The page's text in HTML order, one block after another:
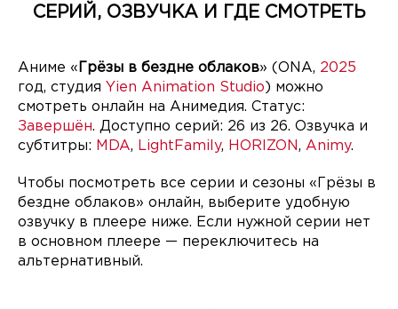
СЕРИЙ, ОЗВУЧКА И ГДЕ СМОТРЕТЬ
Аниме « Грёзы в бездне облаков» (ONA, 2025
год, студия Yien Animation Studio ) можно
смотреть онлайн на Анимедия. Статус:
Завершён. Доступно серий: 26 из 26. Озвучка и
субтитры: MDA, LightFamily, HORIZON , Animy.
Чтобы посмотреть все серии и сезоны «Грёзы в
бездне облаков» онлайн, выберите удобную
озвучку в плеере ниже. Если нужной серии нет
в основном плеере — переключитесь на
альтернативный.